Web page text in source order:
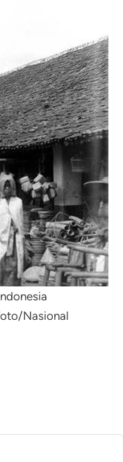
Nasional